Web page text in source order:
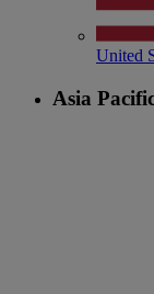
United
Asia